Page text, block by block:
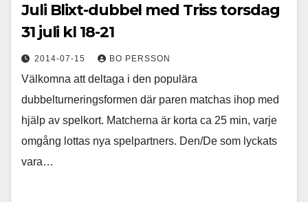
Juli Blixt-dubbel med Triss torsdag
31 juli kl 18-21
2014-07-15 BO PERSSON
Välkomna att deltaga i den populära
dubbelturneringsformen där paren matchas ihop med
hjälp av spelkort. Matcherna är korta ca 25 min, varje
omgång lottas nya spelpartners. Den/De som lyckats
vara…